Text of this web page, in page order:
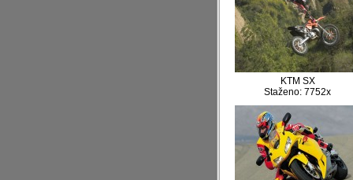
KTM SX
Staženo: 7752x